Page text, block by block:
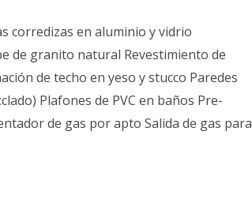
corredizas en aluminio y vidrio
de granito natural Revestimiento de
de techo en yeso y stucco Paredes
Plafones de PVC en baños Pre-
de gas por apto Salida de gas para